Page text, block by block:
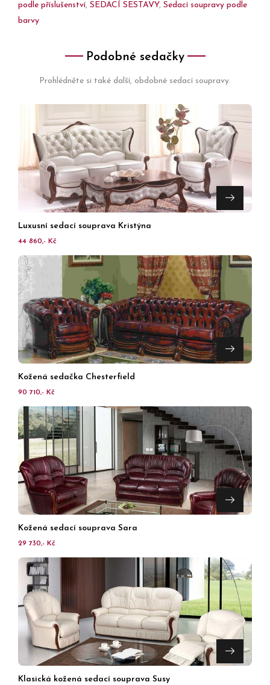
podle příslušenství, SEDACÍ SESTAVY, Sedací soupravy podle
barvy
Podobné sedačky
Prohlédněte si také další, obdobné sedací soupravy.
Luxusní sedací souprava Kristýna
44 860,- Kč
Kožená sedačka Chesterfield
90 710,- Kč
Kožená sedací souprava Sara
29 730,- Kč
Klasická kožená sedací souprava Susy